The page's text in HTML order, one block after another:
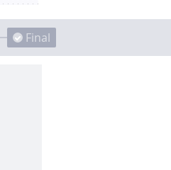
Final